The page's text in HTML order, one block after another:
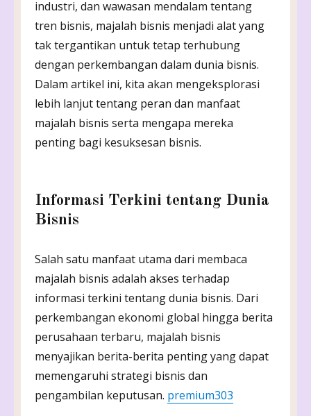
industri, dan wawasan mendalam tentang
tren bisnis, majalah bisnis menjadi alat yang
tak tergantikan untuk tetap terhubung
dengan perkembangan dalam dunia bisnis.
Dalam artikel ini, kita akan mengeksplorasi
lebih lanjut tentang peran dan manfaat
majalah bisnis serta mengapa mereka
penting bagi kesuksesan bisnis.
Informasi Terkini tentang Dunia
Bisnis
Salah satu manfaat utama dari membaca
majalah bisnis adalah akses terhadap
informasi terkini tentang dunia bisnis. Dari
perkembangan ekonomi global hingga berita
perusahaan terbaru, majalah bisnis
menyajikan berita-berita penting yang dapat
memengaruhi strategi bisnis dan
pengambilan keputusan. premium303